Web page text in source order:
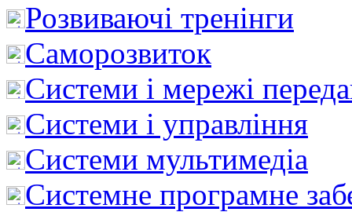
Розвиваючі тренінги
Саморозвиток
Системи і мережі
Системи і управління
Системи мультимедіа
Системне програмне